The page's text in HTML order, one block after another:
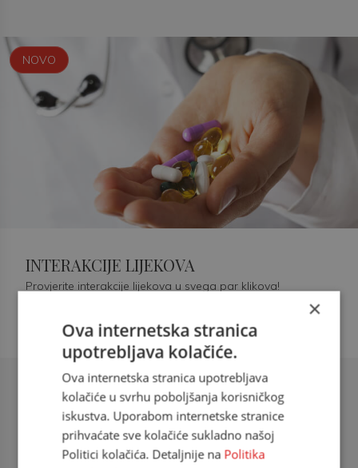
Šećerna bolest tip 2 = kardiovaskularna
doc. dr. sc. Višnja Kokić Maleš,
dr.med., specijalististica
NOVO
INTERAKCIJE LIJEKOVA
Provjerite interakcije lijekova u svega par klikova!
×
Ova internetska stranica
upotrebljava kolačiće.
Ova internetska stranica upotrebljava
kolačiće u svrhu poboljšanja korisničkog
iskustva. Uporabom internetske stranice
prihvaćate sve kolačiće sukladno našoj
Politici kolačića. Detaljnije na Politika